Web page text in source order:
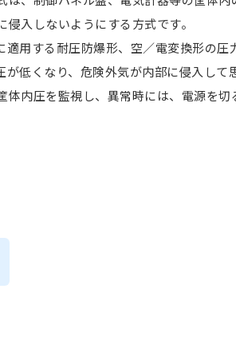
入しないようにする方式です。
用する耐圧防爆形、空／電変換形の圧
低くなり、危険外気が内部に侵入して
内圧を監視し、異常時には、電源を切